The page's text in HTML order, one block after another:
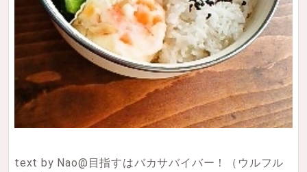
text by Nao@目指すはバカサバイバー！（ウルフル